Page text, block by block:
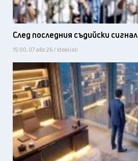
След последния съдийски сигнал
15:00, 07 авг 26 / Idealisti